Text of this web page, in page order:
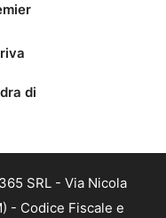
di
SRL - Via Nicola
- Codice Fiscale e